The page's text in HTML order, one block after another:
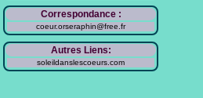
Correspondance :
coeur.orseraphin@free.fr
Autres Liens:
soleildanslescoeurs.com